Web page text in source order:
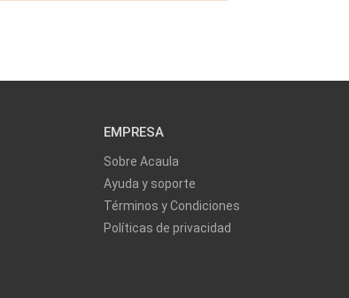
EMPRESA
Sobre Acaula
Ayuda y soporte
Términos y Condiciones
Políticas de privacidad